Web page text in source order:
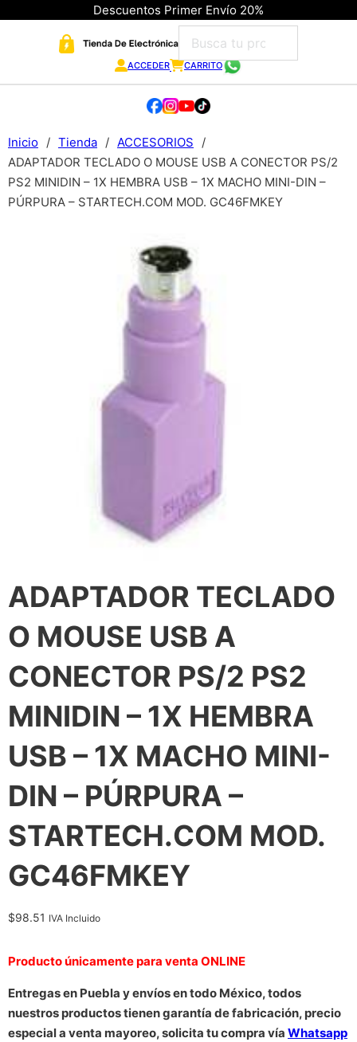
Descuentos Primer Envío 20%
ACCEDER CARRITO
Inicio / Tienda / ACCESORIOS
/
ADAPTADOR TECLADO O MOUSE USB A CONECTOR PS/2
PS2 MINIDIN – 1X HEMBRA USB – 1X MACHO MINI-DIN –
PÚRPURA – STARTECH.COM MOD. GC46FMKEY
ADAPTADOR TECLADO
O MOUSE USB A
CONECTOR PS/2 PS2
MINIDIN – 1X HEMBRA
USB – 1X MACHO MINI-
DIN – PÚRPURA –
STARTECH.COM MOD.
GC46FMKEY
$98.51 IVA Incluido
Producto únicamente para venta ONLINE
Entregas en Puebla y envíos en todo México, todos
nuestros productos tienen garantía de fabricación, precio
especial a venta mayoreo, solicita tu compra vía Whatsapp